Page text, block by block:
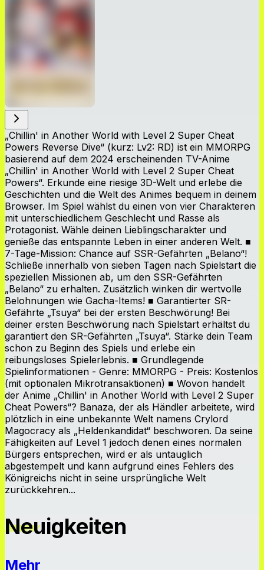
„Chillin' in Another World with Level 2 Super Cheat
Powers Reverse Dive“ (kurz: Lv2: RD) ist ein MMORPG
basierend auf dem 2024 erscheinenden TV-Anime
„Chillin' in Another World with Level 2 Super Cheat
Powers“. Erkunde eine riesige 3D-Welt und erlebe die
Geschichten und die Welt des Animes bequem in deinem
Browser. Im Spiel wählst du einen von vier Charakteren
mit unterschiedlichem Geschlecht und Rasse als
Protagonist. Wähle deinen Lieblingscharakter und
genieße das entspannte Leben in einer anderen Welt. ■
7-Tage-Mission: Chance auf SSR-Gefährten „Belano“!
Schließe innerhalb von sieben Tagen nach Spielstart die
speziellen Missionen ab, um den SSR-Gefährten
„Belano“ zu erhalten. Zusätzlich winken dir wertvolle
Belohnungen wie Gacha-Items! ■ Garantierter SR-
Gefährte „Tsuya“ bei der ersten Beschwörung! Bei
deiner ersten Beschwörung nach Spielstart erhältst du
garantiert den SR-Gefährten „Tsuya“. Stärke dein Team
schon zu Beginn des Spiels und erlebe ein
reibungsloses Spielerlebnis. ■ Grundlegende
Spielinformationen - Genre: MMORPG - Preis: Kostenlos
(mit optionalen Mikrotransaktionen) ■ Wovon handelt
der Anime „Chillin' in Another World with Level 2 Super
Cheat Powers“? Banaza, der als Händler arbeitete, wird
plötzlich in eine unbekannte Welt namens Crylord
Magocracy als „Heldenkandidat“ beschworen. Da seine
Fähigkeiten auf Level 1 jedoch denen eines normalen
Bürgers entsprechen, wird er als untauglich
abgestempelt und kann aufgrund eines Fehlers des
Königreichs nicht in seine ursprüngliche Welt
zurückkehren...
Neuigkeiten
Mehr